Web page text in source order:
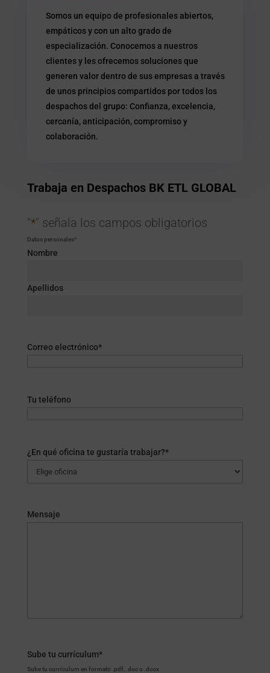
Somos un equipo de profesionales abiertos,
empáticos y con un alto grado de
especialización. Conocemos a nuestros
clientes y les ofrecemos soluciones que
generen valor dentro de sus empresas a través
de unos principios compartidos por todos los
despachos del grupo: Confianza, excelencia,
cercanía, anticipación, compromiso y
colaboración.
Trabaja en Despachos BK ETL GLOBAL
"*" señala los campos obligatorios
Datos personales*
Nombre
Apellidos
Correo electrónico*
Tu teléfono
¿En qué oficina te gustaría trabajar?*
Mensaje
Sube tu currículum*
Sube tu currículum en formato .pdf, .doc o .docx